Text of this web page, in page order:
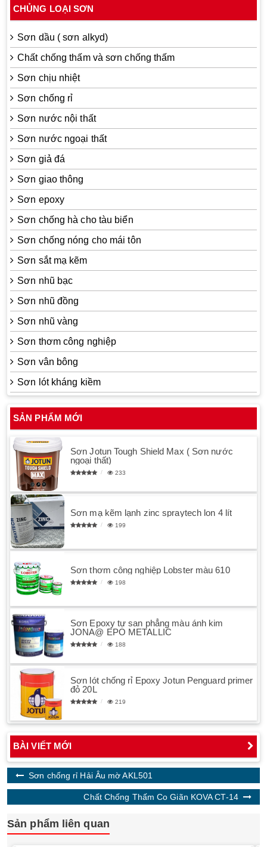
CHỦNG LOẠI SƠN
Sơn dầu ( sơn alkyd)
Chất chống thấm và sơn chống thấm
Sơn chịu nhiệt
Sơn chống rỉ
Sơn nước nội thất
Sơn nước ngoại thất
Sơn giả đá
Sơn giao thông
Sơn epoxy
Sơn chống hà cho tàu biển
Sơn chống nóng cho mái tôn
Sơn sắt mạ kẽm
Sơn nhũ bạc
Sơn nhũ đồng
Sơn nhũ vàng
Sơn thơm công nghiệp
Sơn vân bông
Sơn lót kháng kiềm
SẢN PHẨM MỚI
Sơn Jotun Tough Shield Max ( Sơn nước
ngoại thất)
233
Sơn mạ kẽm lạnh zinc spraytech lon 4 lít
199
Sơn thơm công nghiệp Lobster màu 610
198
Sơn Epoxy tự san phẳng màu ánh kim
JONA@ EPO METALLIC
188
Sơn lót chống rỉ Epoxy Jotun Penguard primer
đỏ 20L
219
BÀI VIẾT MỚI
Sơn chống rỉ Hải Âu mờ AKL501
Chất Chống Thấm Co Giãn KOVA CT-14
Sản phẩm liên quan